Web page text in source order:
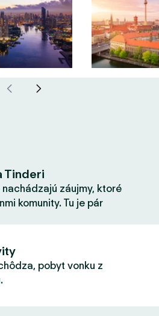
Tinderi
záujmy, ktoré
komunity. Tu je pár
pobyt vonku z